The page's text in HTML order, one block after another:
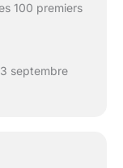
100 premiers
septembre